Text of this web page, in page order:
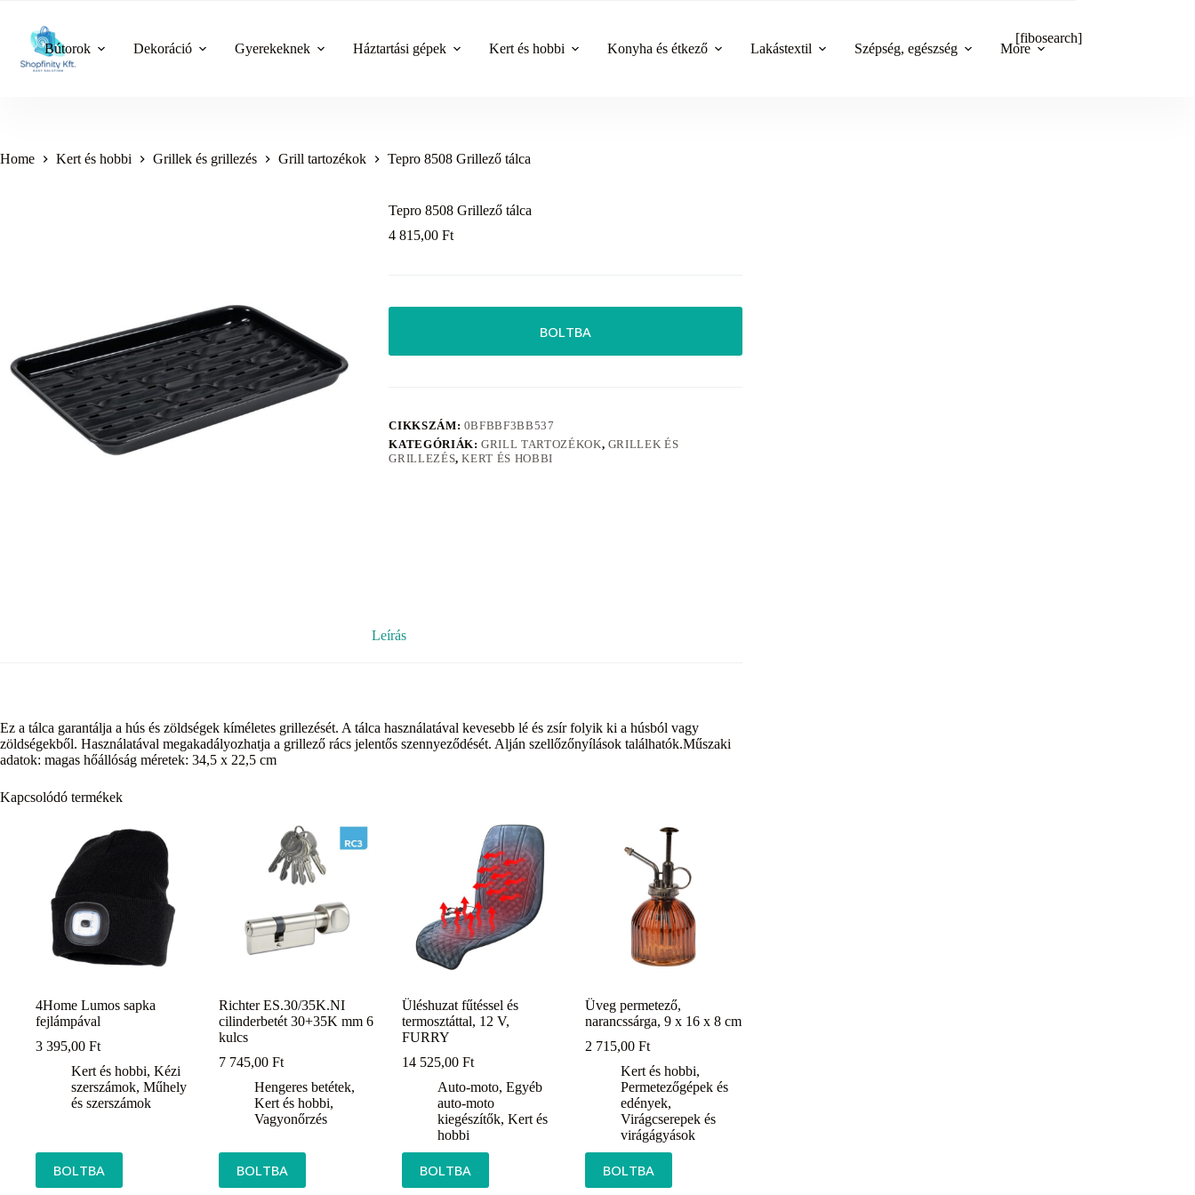
content
Bútorok Dekoráció Gyerekeknek Háztartási gépek Kert és hobbi Konyha és étkező Lakástextil Szépség, egészség More
[fibosearch]
Home Kert és hobbi Grillek és grillezés Grill tartozékok Tepro 8508 Grillező tálca
Tepro 8508 Grillező tálca
4 815,00Ft
BOLTBA
CIKKSZÁM: 0BFBBF3BB537
KATEGÓRIÁK:GRILL TARTOZÉKOK, GRILLEK ÉS
GRILLEZÉS,KERT ÉS HOBBI
Leírás
Ez a tálca garantálja a hús és zöldségek kíméletes grillezését. A tálca használatával kevesebb lé és zsír folyik ki a húsból vagy
zöldségekből. Használatával megakadályozhatja a grillező rács jelentős szennyeződését. Alján szellőzőnyílások találhatók.Műszaki
adatok: magas hőállóság méretek: 34,5 x 22,5 cm
Kapcsolódó termékek
4Home Lumos sapka
fejlámpával
3 395,00 Ft
Kert és hobbi, Kézi
szerszámok, Műhely
és szerszámok
BOLTBA
Richter ES.30/35K.NI
cilinderbetét 30+35K mm 6
kulcs
7 745,00Ft
Hengeres betétek,
Kert és hobbi,
Vagyonőrzés
BOLTBA
Üléshuzat fűtéssel és
termosztáttal, 12 V,
FURRY
14 525,00Ft
Auto-moto,Egyéb
auto-moto
kiegészítők,Kert és
hobbi
BOLTBA
Üveg permetező,
narancssárga, 9 x 16 x 8 cm
2 715,00Ft
Kert és hobbi,
Permetezőgépek és
edények,
Virágcserepek és
virágágyások
BOLTBA